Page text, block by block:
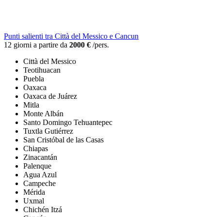
Punti salienti tra Città del Messico e Cancun
12 giorni a partire da 2000 € /pers.
Città del Messico
Teotihuacan
Puebla
Oaxaca
Oaxaca de Juárez
Mitla
Monte Albán
Santo Domingo Tehuantepec
Tuxtla Gutiérrez
San Cristóbal de las Casas
Chiapas
Zinacantán
Palenque
Agua Azul
Campeche
Mérida
Uxmal
Chichén Itzá